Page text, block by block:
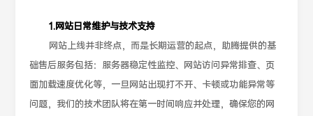
1.网站日常维护与技术支持
网站上线并非终点，而是长期运营的起点，助腾提供的基
础售后服务包括：服务器稳定性监控、网站访问异常排查、页
面加载速度优化等，一旦网站出现打不开、卡顿或功能异常等
问题，我们的技术团队将在第一时间响应并处理，确保您的网